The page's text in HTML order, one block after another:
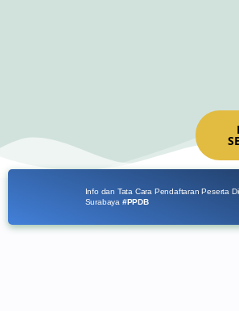
Info dan Tata Cara Pendaftaran Peserta
Surabaya #PPDB